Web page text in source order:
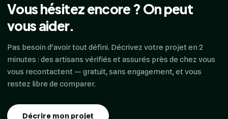
Vous hésitez encore ? On peut
vous aider.
Pas besoin d'avoir tout défini. Décrivez votre projet en 2
minutes : des artisans vérifiés et assurés près de chez vous
vous recontactent — gratuit, sans engagement, et vous
restez libre de comparer.
Décrire mon projet